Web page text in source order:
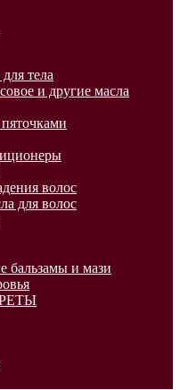
тела
и другие масла
волос
для волос
бальзамы и мази